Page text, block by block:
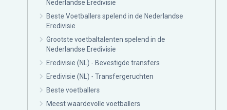
Nederlandse Eredivisie
Beste Voetballers spelend in de Nederlandse
Eredivisie
Grootste voetbaltalenten spelend in de
Nederlandse Eredivisie
Eredivisie (NL) - Bevestigde transfers
Eredivisie (NL) - Transfergeruchten
Beste voetballers
Meest waardevolle voetballers